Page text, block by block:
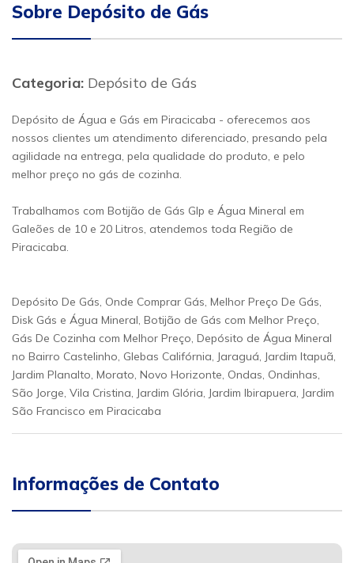
Sobre Depósito de Gás
Categoria: Depósito de Gás
Depósito de Água e Gás em Piracicaba - oferecemos aos
nossos clientes um atendimento diferenciado, presando pela
agilidade na entrega, pela qualidade do produto, e pelo
melhor preço no gás de cozinha.
Trabalhamos com Botijão de Gás Glp e Água Mineral em
Galeões de 10 e 20 Litros, atendemos toda Região de
Piracicaba.
Depósito De Gás, Onde Comprar Gás, Melhor Preço De Gás,
Disk Gás e Água Mineral, Botijão de Gás com Melhor Preço,
Gás De Cozinha com Melhor Preço, Depósito de Água Mineral
no Bairro Castelinho, Glebas Califórnia, Jaraguá, Jardim Itapuã,
Jardim Planalto, Morato, Novo Horizonte, Ondas, Ondinhas,
São Jorge, Vila Cristina, Jardim Glória, Jardim Ibirapuera, Jardim
São Francisco em Piracicaba
Informações de Contato